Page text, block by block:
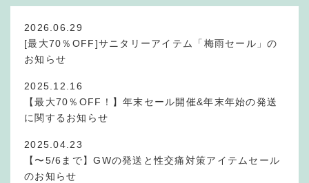
2026.06.29
[最大70％OFF]サニタリーアイテム「梅雨セール」の
お知らせ
2025.12.16
【最大70％OFF！】年末セール開催&年末年始の発送
に関するお知らせ
2025.04.23
【〜5/6まで】GWの発送と性交痛対策アイテムセール
のお知らせ